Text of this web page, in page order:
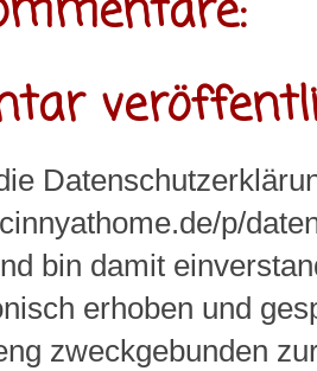
p/
bin damit
erhoben und
zweckgebunden